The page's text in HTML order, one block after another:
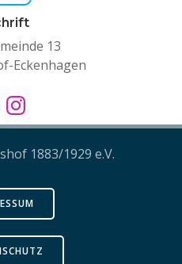
13
Eckenhagen
1883/1929 e.V.